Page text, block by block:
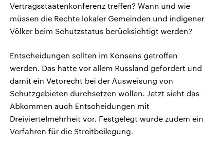
Vertragsstaatenkonferenz treffen? Wann und wie
müssen die Rechte lokaler Gemeinden und indigener
Völker beim Schutzstatus berücksichtigt werden?
Entscheidungen sollten im Konsens getroffen
werden. Das hatte vor allem Russland gefordert und
damit ein Vetorecht bei der Ausweisung von
Schutzgebieten durchsetzen wollen. Jetzt sieht das
Abkommen auch Entscheidungen mit
Dreiviertelmehrheit vor. Festgelegt wurde zudem ein
Verfahren für die Streitbeilegung.